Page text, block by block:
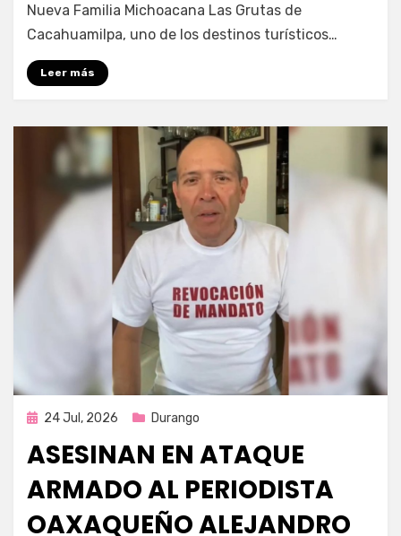
Nueva Familia Michoacana Las Grutas de
Cacahuamilpa, uno de los destinos turísticos…
Leer más
Publicada
24 Jul, 2026 Durango
ASESINAN EN ATAQUE
ARMADO AL PERIODISTA
OAXAQUEÑO ALEJANDRO